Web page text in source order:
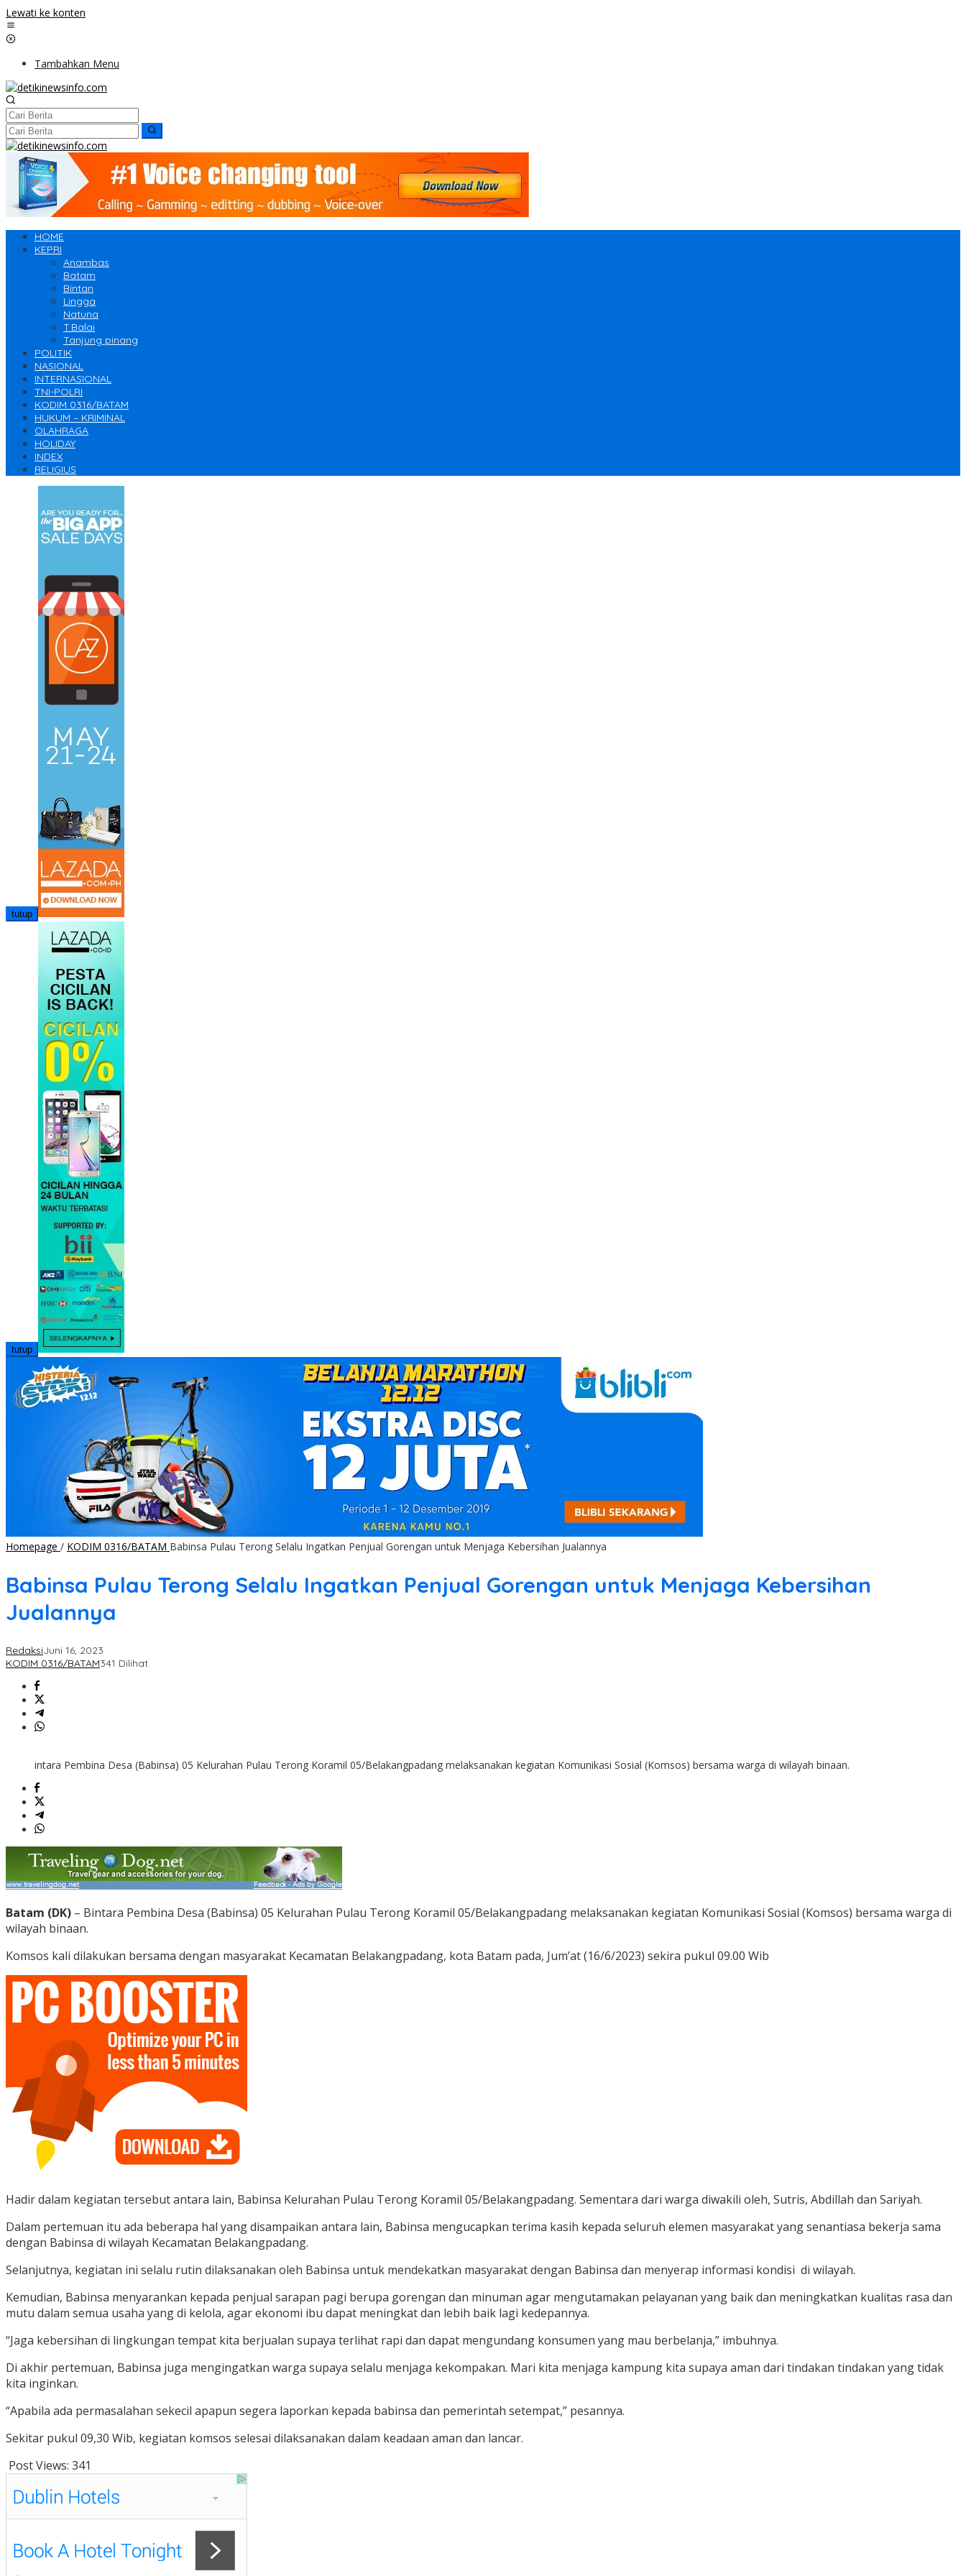
Lewati ke konten
Tambahkan Menu
HOME
KEPRI
Anambas
Batam
Bintan
Lingga
Natuna
T.Balai
Tanjung pinang
POLITIK
NASIONAL
INTERNASIONAL
TNI-POLRI
KODIM 0316/BATAM
HUKUM – KRIMINAL
OLAHRAGA
HOLIDAY
INDEX
RELIGIUS
tutup
tutup
Homepage / KODIM 0316/BATAM Babinsa Pulau Terong Selalu Ingatkan Penjual Gorengan untuk Menjaga Kebersihan Jualannya
Babinsa Pulau Terong Selalu Ingatkan Penjual Gorengan untuk Menjaga Kebersihan
Jualannya
RedaksiJuni 16, 2023
KODIM 0316/BATAM341 Dilihat
intara Pembina Desa (Babinsa) 05 Kelurahan Pulau Terong Koramil 05/Belakangpadang melaksanakan kegiatan Komunikasi Sosial (Komsos) bersama warga di wilayah binaan.
Batam (DK) – Bintara Pembina Desa (Babinsa) 05 Kelurahan Pulau Terong Koramil 05/Belakangpadang melaksanakan kegiatan Komunikasi Sosial (Komsos) bersama warga di
wilayah binaan.
Komsos kali dilakukan bersama dengan masyarakat Kecamatan Belakangpadang, kota Batam pada, Jum’at (16/6/2023) sekira pukul 09.00 Wib
Hadir dalam kegiatan tersebut antara lain, Babinsa Kelurahan Pulau Terong Koramil 05/Belakangpadang. Sementara dari warga diwakili oleh, Sutris, Abdillah dan Sariyah.
Dalam pertemuan itu ada beberapa hal yang disampaikan antara lain, Babinsa mengucapkan terima kasih kepada seluruh elemen masyarakat yang senantiasa bekerja sama
dengan Babinsa di wilayah Kecamatan Belakangpadang.
Selanjutnya, kegiatan ini selalu rutin dilaksanakan oleh Babinsa untuk mendekatkan masyarakat dengan Babinsa dan menyerap informasi kondisi di wilayah.
Kemudian, Babinsa menyarankan kepada penjual sarapan pagi berupa gorengan dan minuman agar mengutamakan pelayanan yang baik dan meningkatkan kualitas rasa dan
mutu dalam semua usaha yang di kelola, agar ekonomi ibu dapat meningkat dan lebih baik lagi kedepannya.
“Jaga kebersihan di lingkungan tempat kita berjualan supaya terlihat rapi dan dapat mengundang konsumen yang mau berbelanja,” imbuhnya.
Di akhir pertemuan, Babinsa juga mengingatkan warga supaya selalu menjaga kekompakan. Mari kita menjaga kampung kita supaya aman dari tindakan tindakan yang tidak
kita inginkan.
“Apabila ada permasalahan sekecil apapun segera laporkan kepada babinsa dan pemerintah setempat,” pesannya.
Sekitar pukul 09,30 Wib, kegiatan komsos selesai dilaksanakan dalam keadaan aman dan lancar.
Post Views: 341